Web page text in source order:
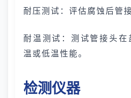
耐压测试：评估腐蚀后管
耐温测试：测试管接头在
温或低温性能。
检测仪器